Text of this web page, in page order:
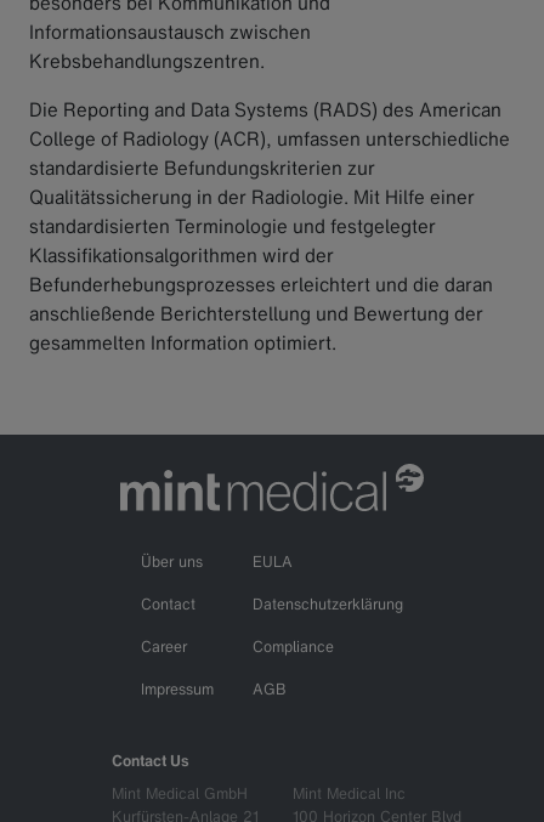
Informationsaustausch zwischen
Krebsbehandlungszentren.
Die Reporting and Data Systems (RADS) des American
College of Radiology (ACR), umfassen unterschiedliche
standardisierte Befundungskriterien zur
Qualitätssicherung in der Radiologie. Mit Hilfe einer
standardisierten Terminologie und festgelegter
Klassifikationsalgorithmen wird der
Befunderhebungsprozesses erleichtert und die daran
anschließende Berichterstellung und Bewertung der
gesammelten Information optimiert.
Über uns
Contact
Career
Impressum
EULA
Datenschutzerklärung
Compliance
AGB
Contact Us
Mint Medical GmbH
Kurfürsten-Anlage 21
Mint Medical Inc
100 Horizon Center Blvd